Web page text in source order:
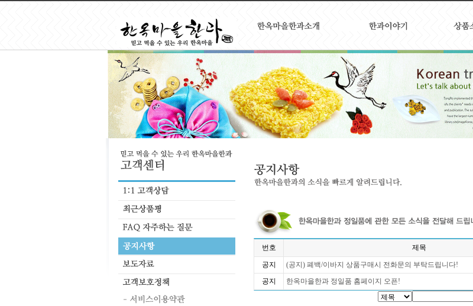
번호 제목
공지 (공지) 폐백/이바지 상품구매시 전화문의 부탁드립니다!
공지
한옥마을한과 정일품 홈페이지 오픈!